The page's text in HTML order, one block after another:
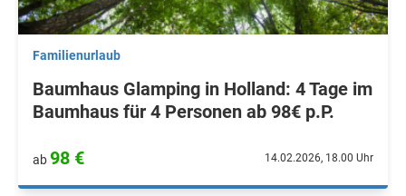
Familienurlaub
Baumhaus Glamping in Holland: 4 Tage im
Baumhaus für 4 Personen ab 98€ p.P.
ab98 € 14.02.2026, 18.00 Uhr